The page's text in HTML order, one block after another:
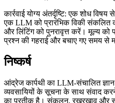
कार्रवाई योग्य अंतर्दृष्टि: एक शोध
एक LLM को प्रारंभिक विकी संकलित
और लिंटिंग को पुनरावृत्त करें। मूल्य
प्रश्न की गहराई और बचाए गए समय से
निष्कर्ष
आंद्रेज कार्पथी का LLM-संचालित
व्यवसायियों के सूचना के साथ संवाद
का प्रतीक है। संकलन, रखरखाव और